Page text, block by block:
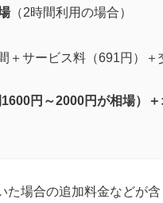
（2時間利用の場合）
＋サービス料（691円）＋
円～2000円が相場）
た場合の追加料金などが